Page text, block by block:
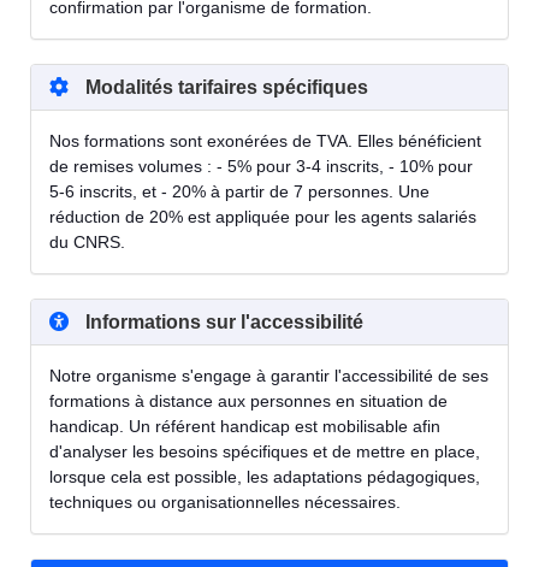
confirmation par l'organisme de formation.
Modalités tarifaires spécifiques
Nos formations sont exonérées de TVA. Elles bénéficient
de remises volumes : - 5% pour 3-4 inscrits, - 10% pour
5-6 inscrits, et - 20% à partir de 7 personnes. Une
réduction de 20% est appliquée pour les agents salariés
du CNRS.
Informations sur l'accessibilité
Notre organisme s'engage à garantir l'accessibilité de ses
formations à distance aux personnes en situation de
handicap. Un référent handicap est mobilisable afin
d'analyser les besoins spécifiques et de mettre en place,
lorsque cela est possible, les adaptations pédagogiques,
techniques ou organisationnelles nécessaires.